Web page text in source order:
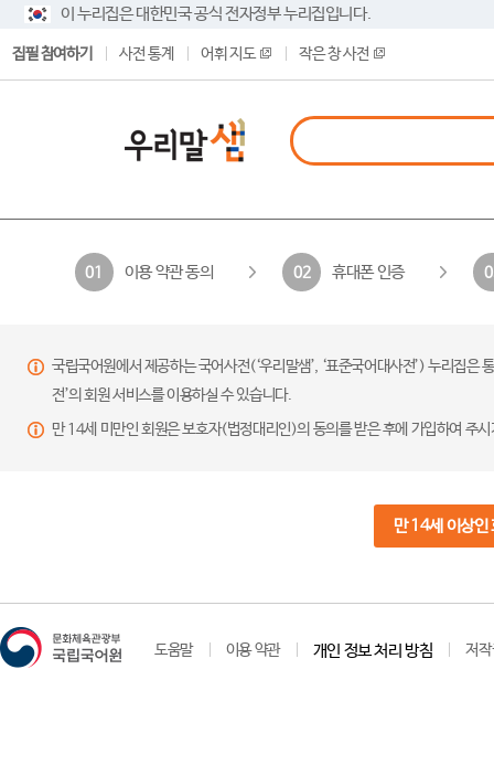
이 누리집은 대한민국 공식 전자정부 누리집입니다.
집필 참여하기 사전 통계 어휘 지도 작은 창 사전
01 이용 약관 동의 02 휴대폰 인증
국립국어원에서 제공하는 국어사전(‘우리말샘’, ‘표준국어대사전’) 누리집
전’의 회원 서비스를 이용하실 수 있습니다.
만 14세 미만인 회원은 보호자(법정대리인)의 동의를 받은 후에 가입하여 주
만 14세 이상인
도움말 이용 약관 개인 정보 처리 방침 저